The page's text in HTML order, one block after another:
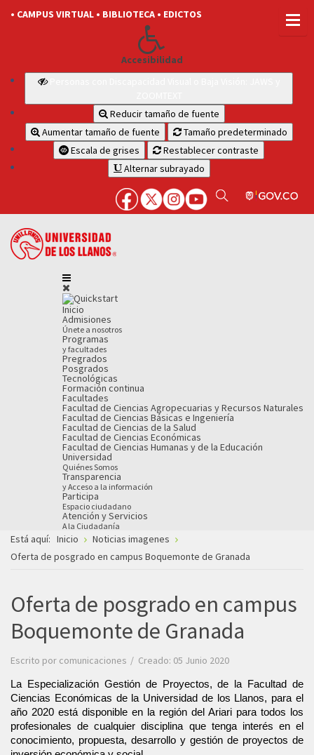
• CAMPUS VIRTUAL • BIBLIOTECA • EDICTOS
Accesibilidad
Reducir tamaño de fuente
Aumentar tamaño de fuente
Tamaño predeterminado
Escala de grises
Restablecer contraste
Alternar subrayado
Inicio
Admisiones
Únete a nosotros
Programas
y facultades
Pregrados
Posgrados
Tecnológicas
Formación continua
Facultades
Facultad de Ciencias Agropecuarias y Recursos Naturales
Facultad de Ciencias Básicas e Ingeniería
Facultad de Ciencias de la Salud
Facultad de Ciencias Económicas
Facultad de Ciencias Humanas y de la Educación
Universidad
Quiénes Somos
Transparencia
y Acceso a la información
Participa
Espacio ciudadano
Atención y Servicios
A la Ciudadanía
Está aquí: Inicio
Noticias imagenes
Oferta de posgrado en campus Boquemonte de Granada
Oferta de posgrado en campus
Boquemonte de Granada
Escrito por comunicaciones Creado: 05 Junio 2020
La Especialización Gestión de Proyectos, de la Facultad de
Ciencias Económicas de la Universidad de los Llanos, para el
año 2020 está disponible en la región del Ariari para todos los
profesionales de cualquier disciplina que tenga interés en el
conocimiento, propuesta, desarrollo y gestión de proyectos de